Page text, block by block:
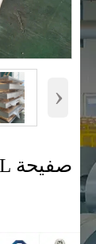
›
صفيحة 317L من الفولاذ المقاوم للصدأ